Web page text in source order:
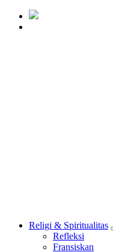
HATI
Mendengar dengan Cinta
Religi & Spiritualitas
Refleksi
Fransiskan